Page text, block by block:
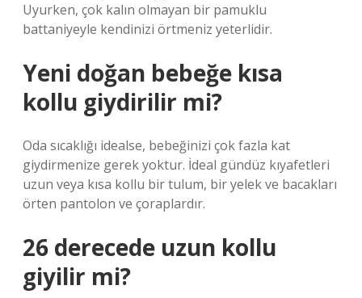
Uyurken, çok kalın olmayan bir pamuklu
battaniyeyle kendinizi örtmeniz yeterlidir.
Yeni doğan bebeğe kısa
kollu giydirilir mi?
Oda sıcaklığı idealse, bebeğinizi çok fazla kat
giydirmenize gerek yoktur. İdeal gündüz kıyafetleri
uzun veya kısa kollu bir tulum, bir yelek ve bacakları
örten pantolon ve çoraplardır.
26 derecede uzun kollu
giyilir mi?